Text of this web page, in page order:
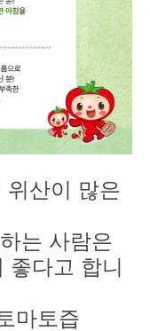
위산이 많은
는 사람은
좋다고 합니
마토즙